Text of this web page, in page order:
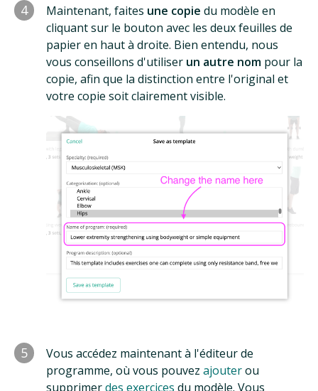
4 Maintenant, faites une copie du modèle en
cliquant sur le bouton avec les deux feuilles de
papier en haut à droite. Bien entendu, nous
vous conseillons d'utiliser un autre nom pour la
copie, afin que la distinction entre l'original et
votre copie soit clairement visible.
5
Vous accédez maintenant à l'éditeur de
programme, où vous pouvez ajouterou
supprimerdes exercices du modèle. Vous